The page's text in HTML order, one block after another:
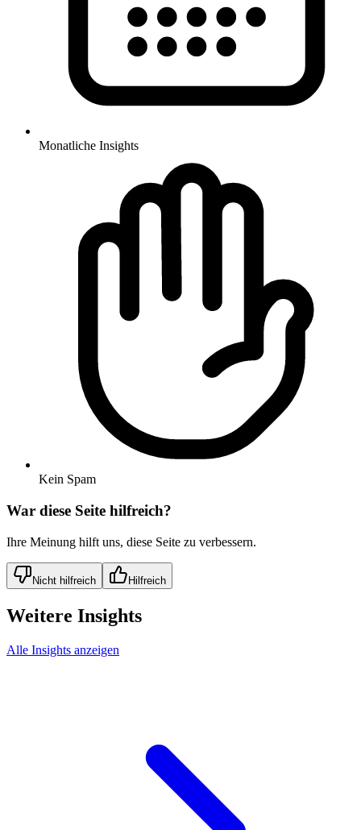
Monatliche Insights
Kein Spam
War diese Seite hilfreich?
Ihre Meinung hilft uns, diese Seite zu verbessern.
Nicht hilfreich Hilfreich
Weitere Insights
Alle Insights anzeigen